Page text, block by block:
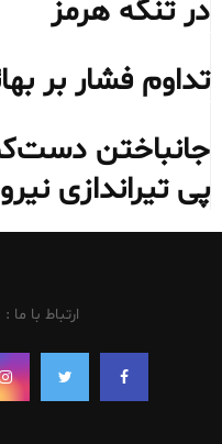
در تنگه هرمز
تداوم فشار بر
جانباختن
پی تیراندازی
ارتباط با ما :